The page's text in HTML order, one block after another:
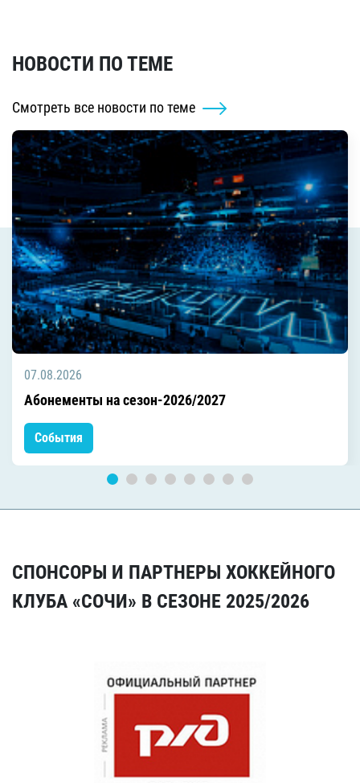
НОВОСТИ ПО ТЕМЕ
Смотреть все новости по теме
07.08.2026
Абонементы на сезон-2026/2027
События
СПОНСОРЫ И ПАРТНЕРЫ ХОККЕЙНОГО
КЛУБА «СОЧИ» В СЕЗОНЕ 2025/2026